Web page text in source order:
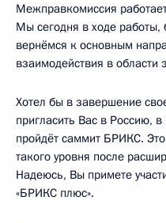
Межправкомиссия
Мы сегодня в ходе работы,
вернёмся к основным
взаимодействия в области
Хотел бы в завершение
пригласить Вас в Россию,
пройдёт саммит БРИКС.
такого уровня после
Надеюсь, Вы примете
«БРИКС плюс».